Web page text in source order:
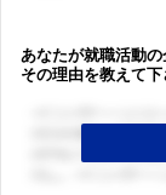
あなたが就職活動
その理由を教えて下